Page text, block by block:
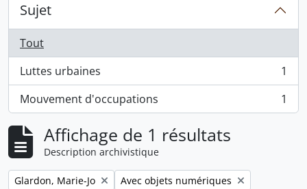
Sujet
Tout
Luttes urbaines
, 1 résultats
1
Mouvement d'occupations
, 1 résultats 1
Affichage de 1 résultats
Description archivistique
Remove filter:
Glardon, Marie-Jo Remove filter:
Avec objets numériques